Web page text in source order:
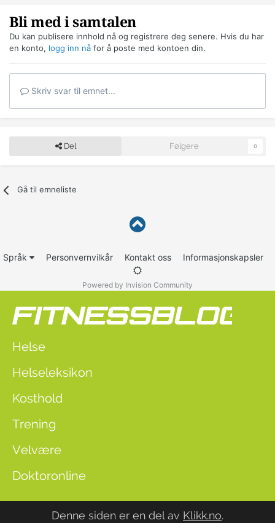
Bli med i samtalen
Du kan publisere innhold nå og registrere deg senere. Hvis du har
en konto, logg inn nå for å poste med kontoen din.
Skriv svar til emnet...
Del Følgere 0
Gå til emneliste
Språk Personvernvilkår Kontakt oss Informasjonskapsler
Powered by Invision Community
Helse
Helseleksikon
Kosthold
Trening
Velvære
Doktoronline
Denne siden er en del av Klikk.no.